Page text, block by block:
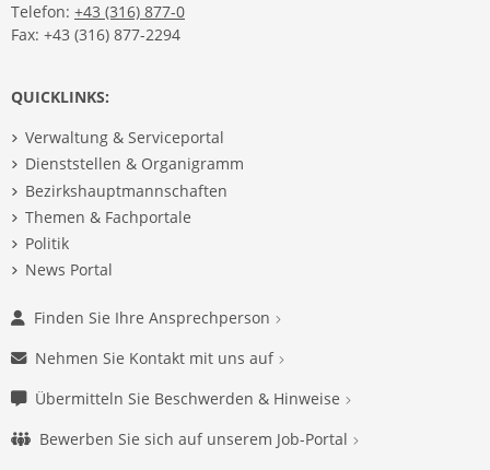
Telefon: +43 (316) 877-0
Fax: +43 (316) 877-2294
QUICKLINKS:
Verwaltung & Serviceportal
Dienststellen & Organigramm
Bezirkshauptmannschaften
Themen & Fachportale
Politik
News Portal
Finden Sie Ihre Ansprechperson
Nehmen Sie Kontakt mit uns auf
Übermitteln Sie Beschwerden & Hinweise
Bewerben Sie sich auf unserem Job-Portal